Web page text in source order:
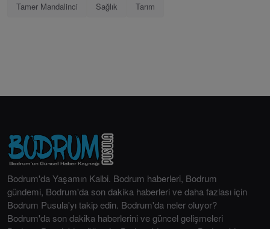
Tamer Mandalinci
Sağlık Tarım
Bodrum'da Yaşamın Kalbi. Bodrum haberleri, Bodrum
gündemi, Bodrum'da son dakika haberleri ve daha fazlası için
Bodrum Pusula'yı takip edin. Bodrum'da neler oluyor?
Bodrum'da son dakika haberlerini ve güncel gelişmeleri